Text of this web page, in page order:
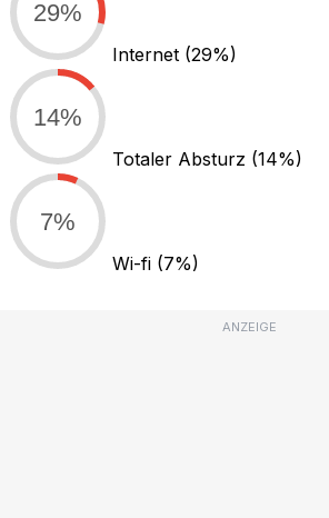
29%
Internet (29%)
14%
Totaler Absturz (14%)
7%
Wi-fi (7%)
ANZEIGE